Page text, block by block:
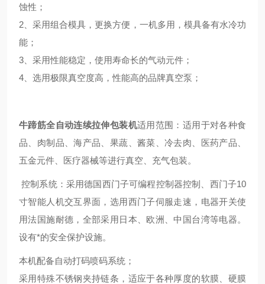
蚀性；
2、采用组合模具，更换方便，一机多用，模具备有水冷功
能；
3、采用性能稳定，使用寿命长的气动元件；
4、选用极限真空度高，性能高的品牌真空泵；
牛蹄筋全自动连续拉伸包装机适用范围：适用于对各种食
品、肉制品、海产品、果蔬、酱菜、冷去肉、医药产品、
五金元件、医疗器械等进行真空、充气包装。
控制系统：采用德国西门子可编程控制器控制、西门子10
寸智能人机交互界面，选用西门子伺服走速，电器开关使
用法国施耐德，全部采用日本、欧洲、中国台湾等电器。
设有*的安全保护设施。
本机配备自动打码喷码系统；
采用特殊不锈钢夹持链条，适应于各种厚度的软膜、硬膜